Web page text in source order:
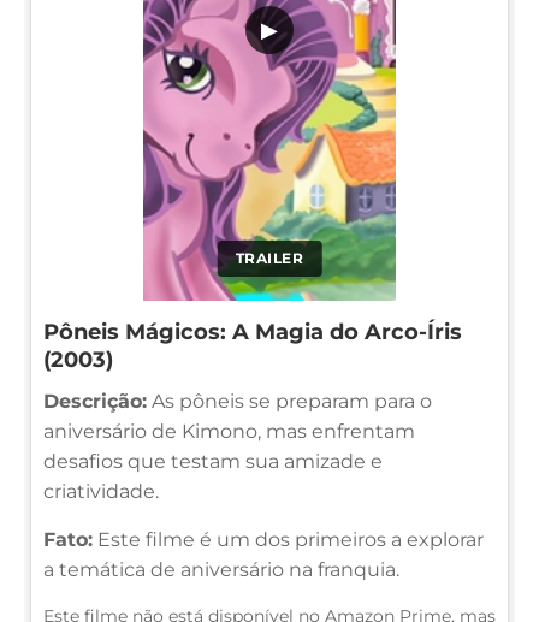
TRAILER
▶
Pôneis Mágicos: A Magia do Arco-Íris
(2003)
Descrição: As pôneis se preparam para o
aniversário de Kimono, mas enfrentam
desafios que testam sua amizade e
criatividade.
Fato: Este filme é um dos primeiros a explorar
a temática de aniversário na franquia.
Este filme não está disponível no Amazon Prime, mas